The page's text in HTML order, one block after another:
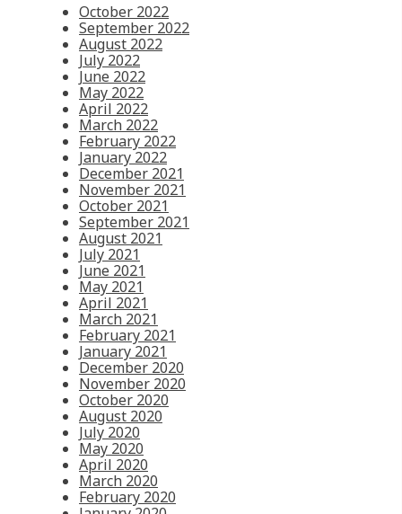
October 2022
September 2022
August 2022
July 2022
June 2022
May 2022
April 2022
March 2022
February 2022
January 2022
December 2021
November 2021
October 2021
September 2021
August 2021
July 2021
June 2021
May 2021
April 2021
March 2021
February 2021
January 2021
December 2020
November 2020
October 2020
August 2020
July 2020
May 2020
April 2020
March 2020
February 2020